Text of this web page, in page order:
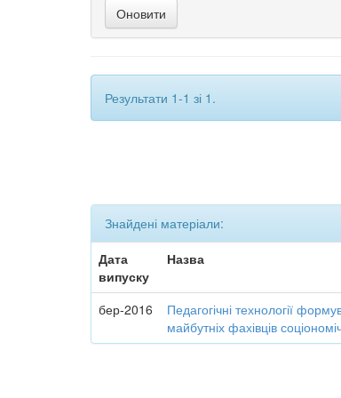
Результати 1-1 зі 1.
Знайдені матеріали:
Дата
випуску
Назва
бер-2016
Педагогічні технології
майбутніх фахівців